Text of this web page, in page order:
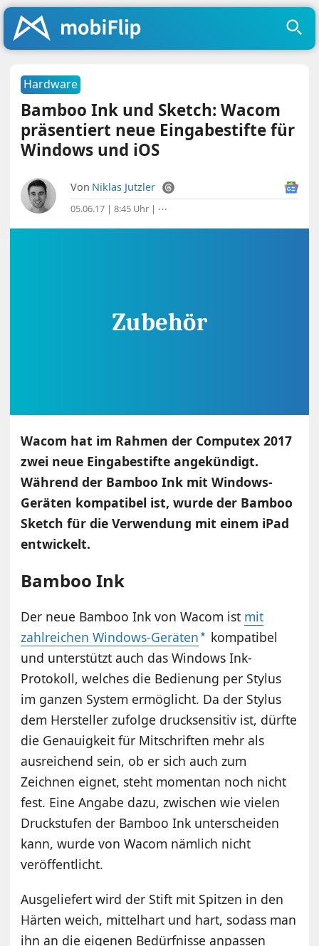
Hardware
Bamboo Ink und Sketch: Wacom
präsentiert neue Eingabestifte für
Windows und iOS
Von Niklas Jutzler
05.06.17 | 8:45 Uhr | ⋯
Wacom hat im Rahmen der Computex 2017
zwei neue Eingabestifte angekündigt.
Während der Bamboo Ink mit Windows-
Geräten kompatibel ist, wurde der Bamboo
Sketch für die Verwendung mit einem iPad
entwickelt.
Bamboo Ink
Der neue Bamboo Ink von Wacom ist mit
zahlreichen Windows-Geräten
kompatibel
und unterstützt auch das Windows Ink-
Protokoll, welches die Bedienung per Stylus
im ganzen System ermöglicht. Da der Stylus
dem Hersteller zufolge drucksensitiv ist, dürfte
die Genauigkeit für Mitschriften mehr als
ausreichend sein, ob er sich auch zum
Zeichnen eignet, steht momentan noch nicht
fest. Eine Angabe dazu, zwischen wie vielen
Druckstufen der Bamboo Ink unterscheiden
kann, wurde von Wacom nämlich nicht
veröffentlicht.
Ausgeliefert wird der Stift mit Spitzen in den
Härten weich, mittelhart und hart, sodass man
ihn an die eigenen Bedürfnisse anpassen